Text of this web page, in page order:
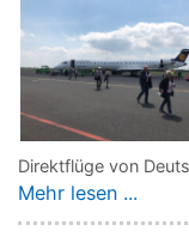
Direktflüge von
Mehr lesen ...